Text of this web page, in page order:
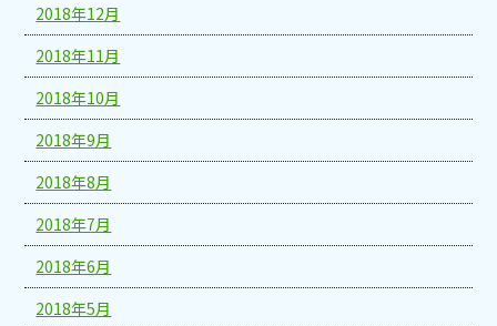
2018年12月
2018年11月
2018年10月
2018年9月
2018年8月
2018年7月
2018年6月
2018年5月